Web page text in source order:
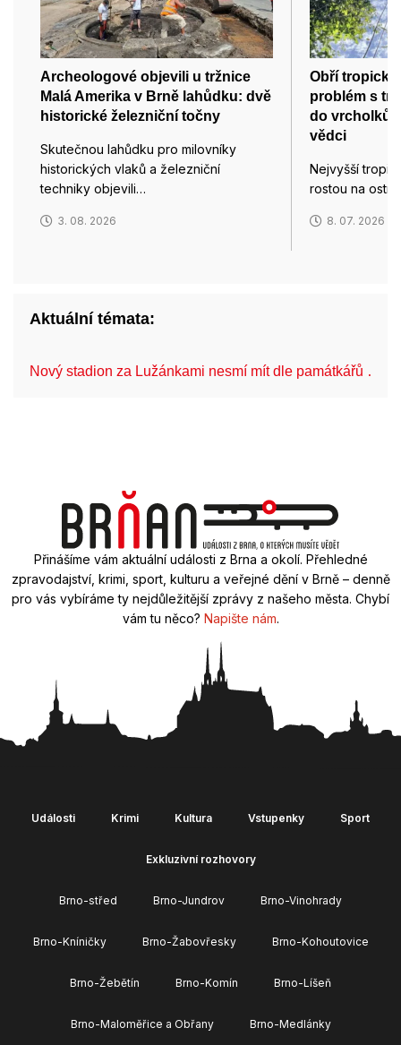
Archeologové objevili u tržnice
Malá Amerika v Brně lahůdku: dvě
historické železniční točny
Skutečnou lahůdku pro milovníky
historických vlaků a železniční
techniky objevili…
3. 08. 2026
Obří
problém s
do vrcholků
vědci
Nejvyšší
rostou na
8. 07. 2026
Aktuální témata:
Nový stadion za Lužánkami nesmí mít dle památkářů …
Přinášíme vám aktuální události z Brna a okolí. Přehledné
zpravodajství, krimi, sport, kulturu a veřejné dění v Brně – denně
pro vás vybíráme ty nejdůležitější zprávy z našeho města. Chybí
vám tu něco? Napište nám.
Události Krimi Kultura Vstupenky Sport
Exkluzivní rozhovory
Brno-střed Brno-Jundrov Brno-Vinohrady
Brno-Kníničky Brno-Žabovřesky Brno-Kohoutovice
Brno-Žebětín Brno-Komín Brno-Líšeň
Brno-Maloměřice a Obřany Brno-Medlánky